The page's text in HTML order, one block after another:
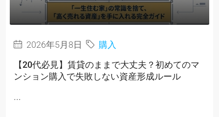
2026年5月8日 購入
【20代必見】賃貸のままで大丈夫？初めてのマ
ンション購入で失敗しない資産形成ルール
...